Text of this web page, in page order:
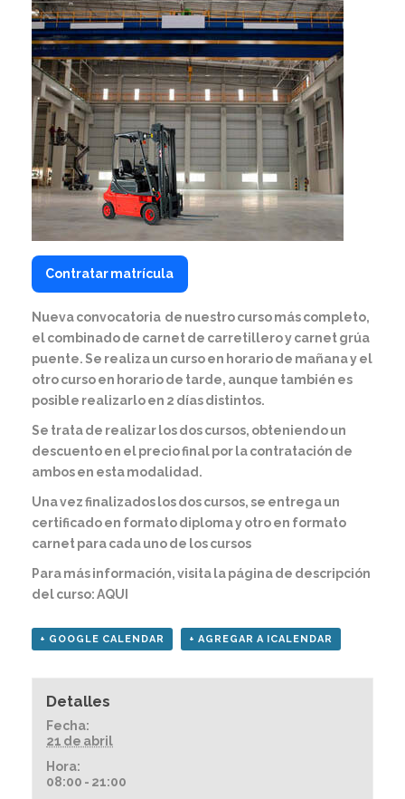
Contratar matrícula
Nueva convocatoria de nuestro curso más completo,
el combinado de carnet de carretillero y carnet grúa
puente. Se realiza un curso en horario de mañana y el
otro curso en horario de tarde, aunque también es
posible realizarlo en 2 días distintos.
Se trata de realizar los dos cursos, obteniendo un
descuento en el precio final por la contratación de
ambos en esta modalidad.
Una vez finalizados los dos cursos, se entrega un
certificado en formato diploma y otro en formato
carnetpara cada uno de los cursos
Para más información, visita la página de descripción
del curso:AQUI
+ GOOGLE CALENDAR + AGREGAR A ICALENDAR
Detalles
Fecha:
21 de abril
Hora:
08:00 - 21:00